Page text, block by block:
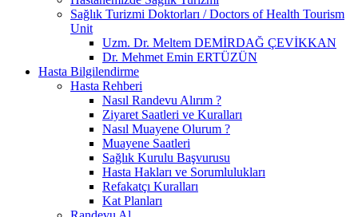
Sağlık Turizmi Doktorları / Doctors of Health Tourism
Unit
Uzm. Dr. Meltem DEMİRDAĞ ÇEVİKKAN
Dr. Mehmet Emin ERTÜZÜN
Hasta Bilgilendirme
Hasta Rehberi
Nasıl Randevu Alırım ?
Ziyaret Saatleri ve Kuralları
Nasıl Muayene Olurum ?
Muayene Saatleri
Sağlık Kurulu Başvurusu
Hasta Hakları ve Sorumlulukları
Refakatçı Kuralları
Kat Planları